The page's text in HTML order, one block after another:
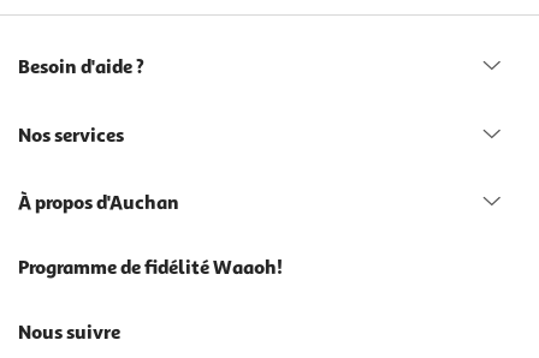
Besoin d'aide ?
Nos services
À propos d'Auchan
Programme de fidélité Waaoh!
Nous suivre